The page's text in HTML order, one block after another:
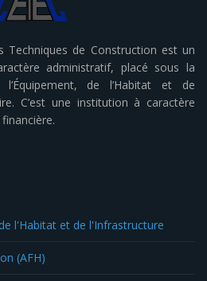
Techniques de Construction est un
administratif, placé sous la
de l’Habitat et de
C’est une institution à caractère
l'Habitat et de l'Infrastructure
(AFH)